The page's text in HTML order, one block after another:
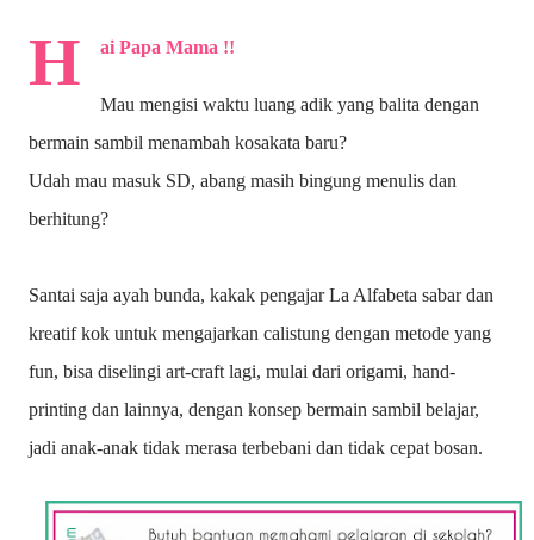
H ai Papa Mama !!
Mau mengisi waktu luang adik yang balita dengan
bermain sambil menambah kosakata baru?
Udah mau masuk SD, abang masih bingung menulis dan
berhitung?
Santai saja ayah bunda, kakak pengajar La Alfabeta sabar dan
kreatif kok untuk mengajarkan calistung dengan metode yang
fun, bisa diselingi art-craft lagi, mulai dari origami, hand-
printing dan lainnya, dengan konsep bermain sambil belajar,
jadi anak-anak tidak merasa terbebani dan tidak cepat bosan.